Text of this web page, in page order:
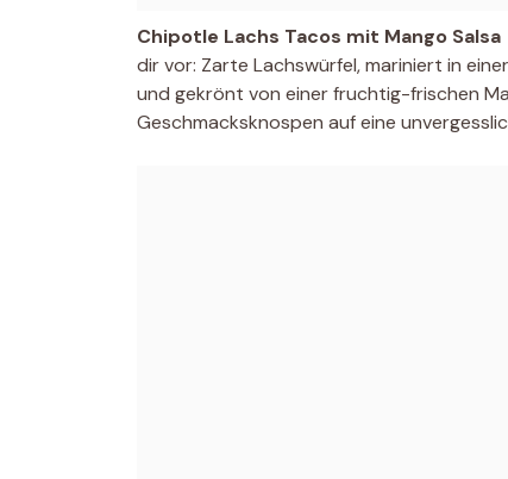
Chipotle Lachs Tacos mit Mango Salsa
dir vor: Zarte Lachswürfel, mariniert in
und gekrönt von einer fruchtig-frischen
Geschmacksknospen auf eine